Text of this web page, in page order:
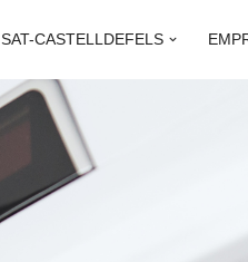
SAT-CASTELLDEFELS